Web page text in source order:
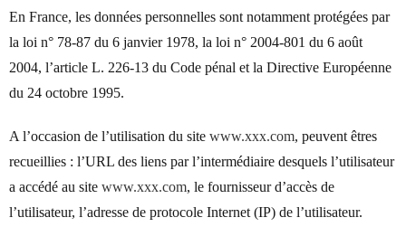
En France, les données personnelles sont notamment protégées par
la loi n° 78-87 du 6 janvier 1978, la loi n° 2004-801 du 6 août
2004, l’article L. 226-13 du Code pénal et la Directive Européenne
du 24 octobre 1995.
A l’occasion de l’utilisation du site www.xxx.com, peuvent êtres
recueillies : l’URL des liens par l’intermédiaire desquels l’utilisateur
a accédé au site www.xxx.com, le fournisseur d’accès de
l’utilisateur, l’adresse de protocole Internet (IP) de l’utilisateur.